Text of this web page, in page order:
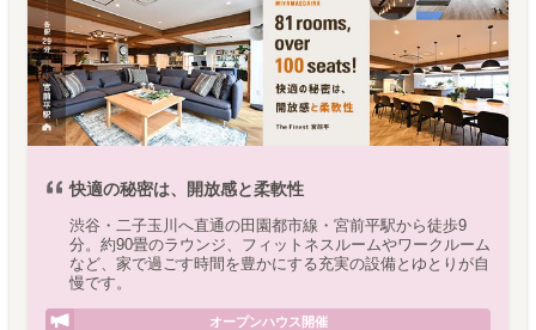
快適の秘密は、開放感と柔軟性
渋谷・二子玉川へ直通の田園都市線・宮前平駅から徒歩9
分。約90畳のラウンジ、フィットネスルームやワークルーム
など、家で過ごす時間を豊かにする充実の設備とゆとりが自
慢です。
オープンハウス開催